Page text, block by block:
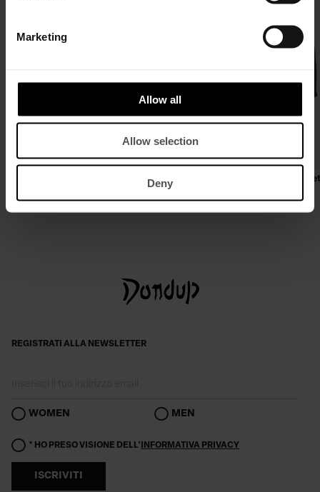
Marketing
Allow all
Allow selection
Deny
Shorts Stella regular in bull
REGISTRATI ALLA NEWSLETTER
WOMEN MEN
* HO PRESO VISIONE DELL' INFORMATIVA PRIVACY
ISCRIVITI